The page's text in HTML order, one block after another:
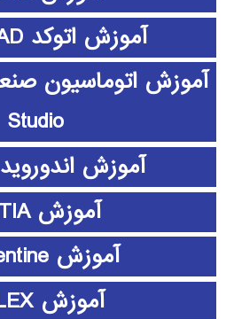
آموزش اتوکد AUTOCAD
Studio
آموزش اندوروید android
آموزش CATIA
آموزش clementine
آموزش CPLEX